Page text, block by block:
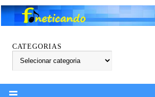
CATEGORIAS